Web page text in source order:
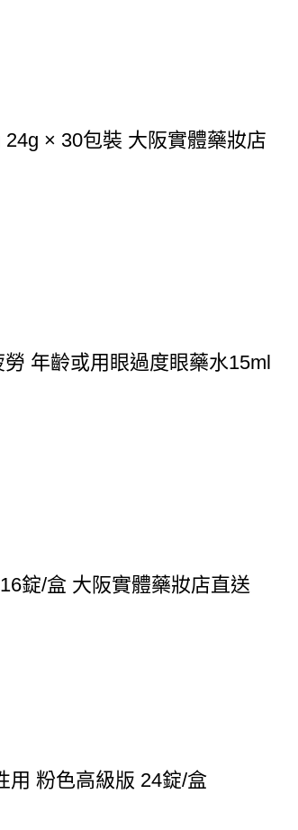
× 30包裝 大阪實體藥妝店
年齡或用眼過度眼藥水15ml
錠/盒 大阪實體藥妝店直送
用 粉色高級版 24錠/盒